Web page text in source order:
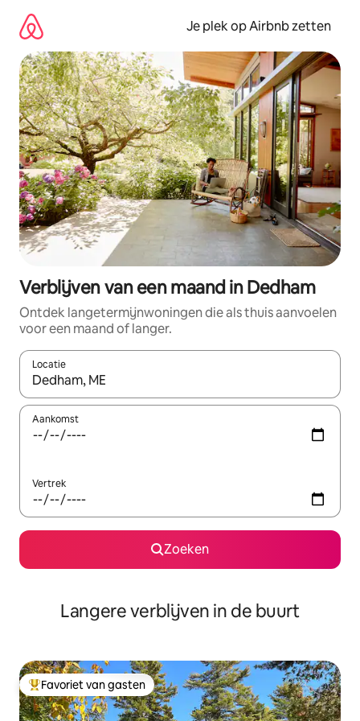
direct
naar
inhoud
Je plek op Airbnb zetten
Verblijven van een maand in Dedham
Ontdek langetermijnwoningen die als thuis aanvoelen
voor een maand of langer.
Locatie
Wanneer er resultaten beschikbaar zijn, maak je een keuze
Aankomst
Vertrek
Zoeken
Langere verblijven in de buurt
Topfavoriet van gasten
Favoriet van gasten